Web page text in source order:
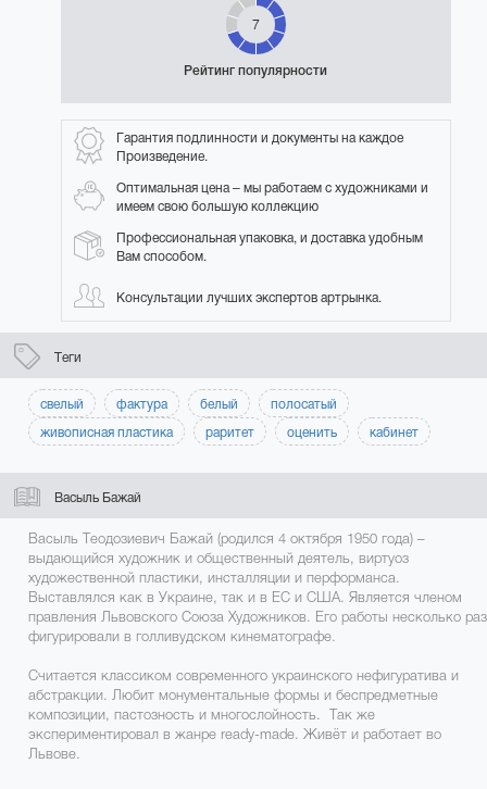
7
Рейтинг популярности
Гарантия подлинности и документы на каждое
Произведение.
Оптимальная цена – мы работаем с художниками и
имеем свою большую коллекцию
Профессиональная упаковка, и доставка удобным
Вам способом.
Консультации лучших экспертов артрынка.
Теги
свелый фактура белый
полосатый
живописная пластика
раритет оценить кабинет
Васыль Бажай
Васыль Теодозиевич Бажай (родился 4 октября 1950 года) –
выдающийся художник и общественный деятель, виртуоз
художественной пластики, инсталляции и перформанса.
Выставлялся как в Украине, так и в ЕС и США. Является членом
правления Львовского Союза Художников. Его работы несколько раз
фигурировали в голливудском кинематографе.
Считается классиком современного украинского нефигуратива и
абстракции. Любит монументальные формы и беспредметные
композиции, пастозность и многослойность. Так же
экспериментировал в жанре ready-made. Живёт и работает во
Львове.